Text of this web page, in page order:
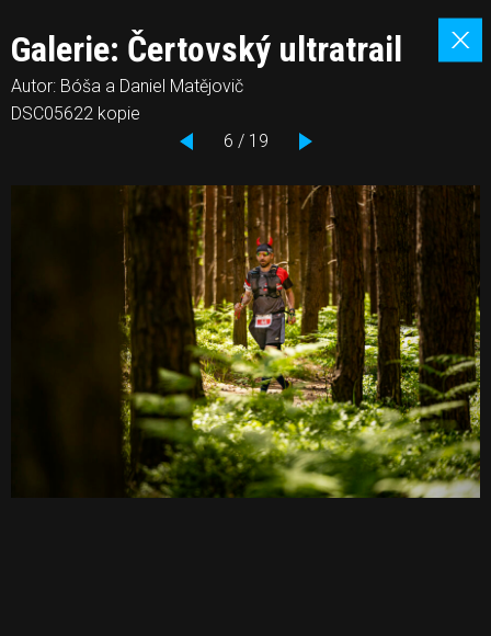
Galerie: Čertovský ultratrail
Autor: Bóša a Daniel Matějovič
DSC05622 kopie
6 / 19